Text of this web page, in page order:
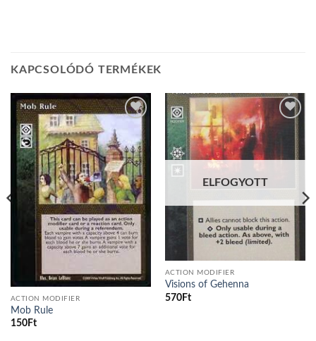
KAPCSOLÓDÓ TERMÉKEK
wishlist
ACTION MODIFIER
Mob Rule
150Ft
Add to
wishlist
ELFOGYOTT
ACTION MODIFIER
Visions of Gehenna
570Ft